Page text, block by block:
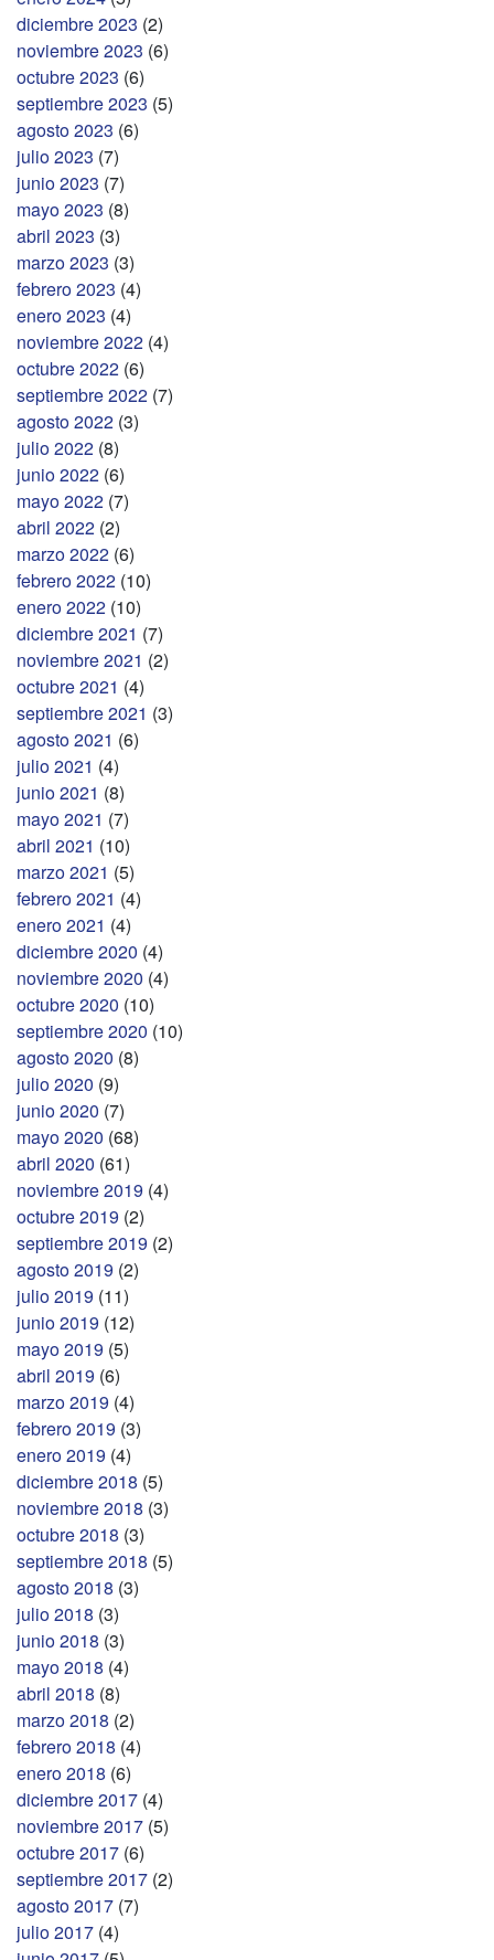
diciembre 2023 (2)
noviembre 2023 (6)
octubre 2023 (6)
septiembre 2023 (5)
agosto 2023 (6)
julio 2023 (7)
junio 2023 (7)
mayo 2023 (8)
abril 2023 (3)
marzo 2023 (3)
febrero 2023 (4)
enero 2023 (4)
noviembre 2022 (4)
octubre 2022 (6)
septiembre 2022 (7)
agosto 2022 (3)
julio 2022 (8)
junio 2022 (6)
mayo 2022 (7)
abril 2022 (2)
marzo 2022 (6)
febrero 2022 (10)
enero 2022 (10)
diciembre 2021 (7)
noviembre 2021 (2)
octubre 2021 (4)
septiembre 2021 (3)
agosto 2021 (6)
julio 2021 (4)
junio 2021 (8)
mayo 2021 (7)
abril 2021 (10)
marzo 2021 (5)
febrero 2021 (4)
enero 2021 (4)
diciembre 2020 (4)
noviembre 2020 (4)
octubre 2020 (10)
septiembre 2020 (10)
agosto 2020 (8)
julio 2020 (9)
junio 2020 (7)
mayo 2020 (68)
abril 2020 (61)
noviembre 2019 (4)
octubre 2019 (2)
septiembre 2019 (2)
agosto 2019 (2)
julio 2019 (11)
junio 2019 (12)
mayo 2019 (5)
abril 2019 (6)
marzo 2019 (4)
febrero 2019 (3)
enero 2019 (4)
diciembre 2018 (5)
noviembre 2018 (3)
octubre 2018 (3)
septiembre 2018 (5)
agosto 2018 (3)
julio 2018 (3)
junio 2018 (3)
mayo 2018 (4)
abril 2018 (8)
marzo 2018 (2)
febrero 2018 (4)
enero 2018 (6)
diciembre 2017 (4)
noviembre 2017 (5)
octubre 2017 (6)
septiembre 2017 (2)
agosto 2017 (7)
julio 2017 (4)